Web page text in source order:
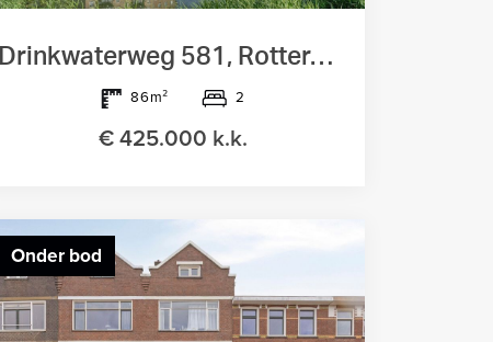
Drinkwaterweg 581, Rotterdam
86m² 2
€ 425.000 k.k.
Onder bod